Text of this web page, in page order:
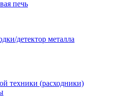
печь
детектор металла
техники (расходники)